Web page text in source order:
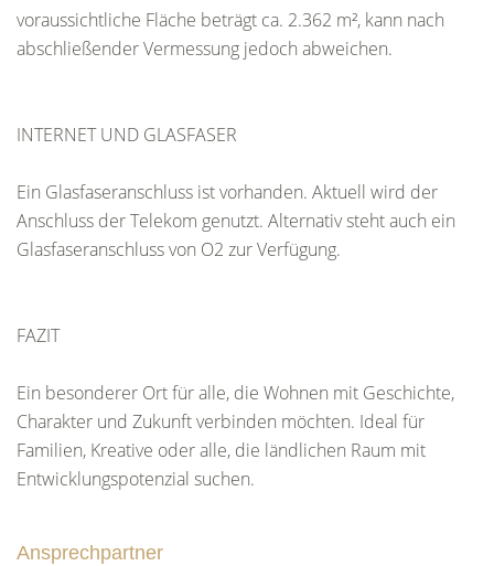
voraussichtliche Fläche beträgt ca. 2.362 m², kann nach
abschließender Vermessung jedoch abweichen.
INTERNET UND GLASFASER
Ein Glasfaseranschluss ist vorhanden. Aktuell wird der
Anschluss der Telekom genutzt. Alternativ steht auch ein
Glasfaseranschluss von O2 zur Verfügung.
FAZIT
Ein besonderer Ort für alle, die Wohnen mit Geschichte,
Charakter und Zukunft verbinden möchten. Ideal für
Familien, Kreative oder alle, die ländlichen Raum mit
Entwicklungspotenzial suchen.
Ansprechpartner